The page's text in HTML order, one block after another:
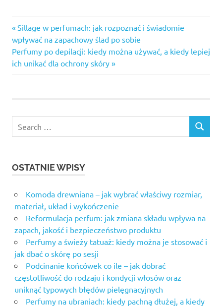
Nawigacja
wpisu
Previous
Post:
Sillage w perfumach: jak rozpoznać i świadomie
wpływać na zapachowy ślad po sobie
Next
Post:
Perfumy po depilacji: kiedy można używać, a kiedy lepiej
ich unikać dla ochrony skóry
OSTATNIE WPISY
Komoda drewniana – jak wybrać właściwy rozmiar,
materiał, układ i wykończenie
Reformulacja perfum: jak zmiana składu wpływa na
zapach, jakość i bezpieczeństwo produktu
Perfumy a świeży tatuaż: kiedy można je stosować i
jak dbać o skórę po sesji
Podcinanie końcówek co ile – jak dobrać
częstotliwość do rodzaju i kondycji włosów oraz
uniknąć typowych błędów pielęgnacyjnych
Perfumy na ubraniach: kiedy pachną dłużej, a kiedy